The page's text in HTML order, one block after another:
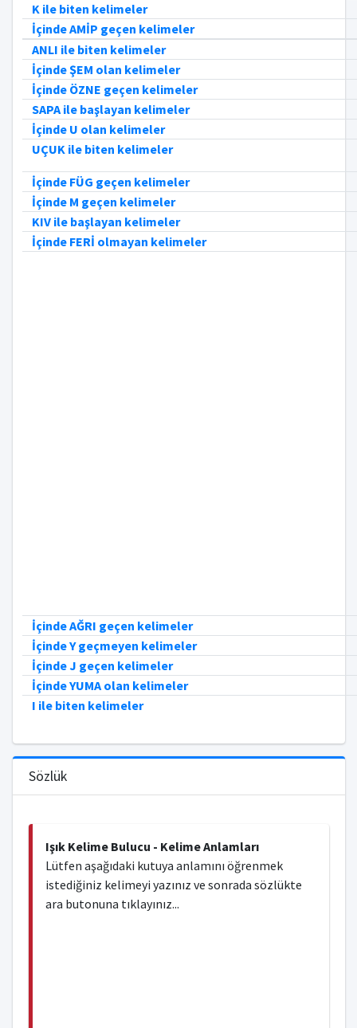
K ile biten kelimeler
İçinde AMİP geçen kelimeler
ANLI ile biten kelimeler
İçinde ŞEM olan kelimeler
İçinde ÖZNE geçen kelimeler
SAPA ile başlayan kelimeler
İçinde U olan kelimeler
UÇUK ile biten kelimeler
İçinde FÜG geçen kelimeler
İçinde M geçen kelimeler
KIV ile başlayan kelimeler
İçinde FERİ olmayan kelimeler
İçinde AĞRI geçen kelimeler
İçinde Y geçmeyen kelimeler
İçinde J geçen kelimeler
İçinde YUMA olan kelimeler
I ile biten kelimeler
Sözlük
Işık Kelime Bulucu - Kelime Anlamları
Lütfen aşağıdaki kutuya anlamını öğrenmek
istediğiniz kelimeyi yazınız ve sonrada sözlükte
ara butonuna tıklayınız...